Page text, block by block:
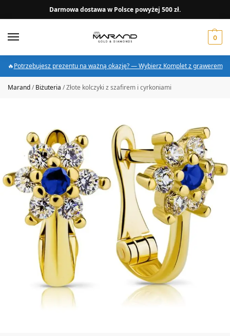
Darmowa dostawa w Polsce powyżej 500 zł.
0
🔥Potrzebujesz prezentu na ważną okazję? — Wybierz Komplet z grawerem
Marand/Biżuteria /Złote kolczyki z szafirem i cyrkoniami